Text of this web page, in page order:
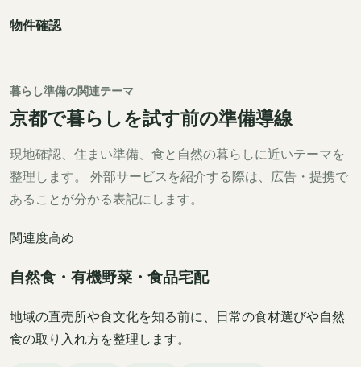
物件確認
暮らし準備の関連テーマ
京都で暮らしを試す前の準備導線
現地確認、住まい準備、食と自然の暮らしに近いテーマを
整理します。 外部サービスを紹介する際は、広告・提携で
あることが分かる表記にします。
関連度高め
自然食・有機野菜・食品宅配
地域の直売所や食文化を知る前に、日常の食材選びや自然
食の取り入れ方を整理します。